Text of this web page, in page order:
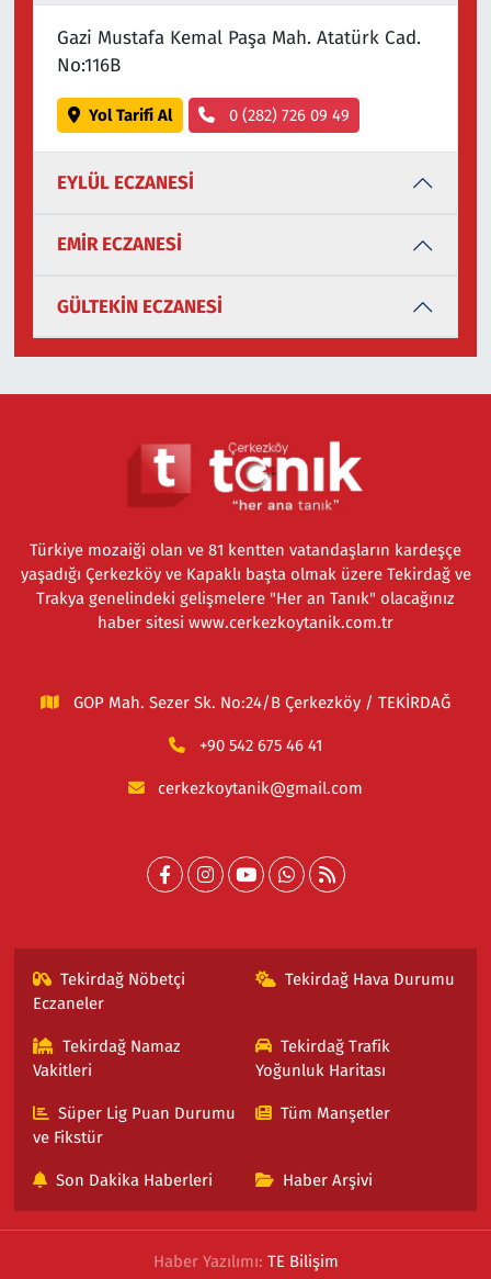
Gazi Mustafa Kemal Paşa Mah. Atatürk Cad.
No:116B
Yol Tarifi Al 0 (282) 726 09 49
EYLÜL ECZANESİ
EMİR ECZANESİ
GÜLTEKİN ECZANESİ
Türkiye mozaiği olan ve 81 kentten vatandaşların kardeşçe
yaşadığı Çerkezköy ve Kapaklı başta olmak üzere Tekirdağ ve
Trakya genelindeki gelişmelere "Her an Tanık" olacağınız
haber sitesi www.cerkezkoytanik.com.tr
GOP Mah. Sezer Sk. No:24/B Çerkezköy / TEKİRDAĞ
+90 542 675 46 41
cerkezkoytanik@gmail.com
Tekirdağ Nöbetçi
Eczaneler
Tekirdağ Hava Durumu
Tekirdağ Namaz
Vakitleri
Tekirdağ Trafik
Yoğunluk Haritası
Süper Lig Puan Durumu
ve Fikstür
Tüm Manşetler
Son Dakika Haberleri Haber Arşivi
Haber Yazılımı: TE Bilişim